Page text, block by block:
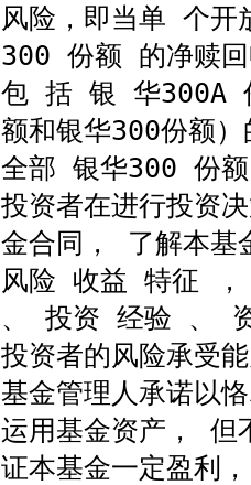
风险，即当单 个开
300 份额 的净赎
包 括 银 华300A
额和银华300份额
全部 银华300 份
投资者在进行投资
金合同， 了解本基
风险 收益 特征
、 投资 经验 、
投资者的风险承受
基金管理人承诺以
运用基金资产， 但
证本基金一定盈利